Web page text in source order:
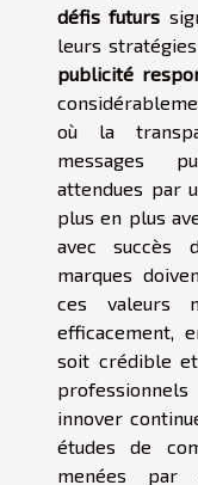
défis futurs
leurs
publicité
où la
messages
attendues par
plus en plus
avec succès
marques
ces valeurs
efficacement,
soit crédible
innover
études de
menées